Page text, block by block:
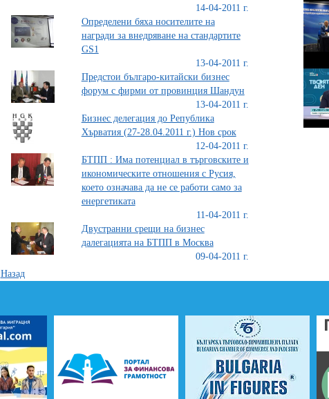
14-04-2011 г.
Определени бяха носителите на
награди за внедряване на стандартите
GS1
13-04-2011 г.
Предстои българо-китайски бизнес
форум с фирми от провинция Шандун
13-04-2011 г.
Бизнес делегация до Република
Хърватия (27-28.04.2011 г.) Нов срок
12-04-2011 г.
БТПП : Има потенциал в търговските и
икономическите отношения с Русия,
което означава да не се работи само за
енергетиката
11-04-2011 г.
Двустранни срещи на бизнес
далегацията на БТПП в Москва
09-04-2011 г.
Назад